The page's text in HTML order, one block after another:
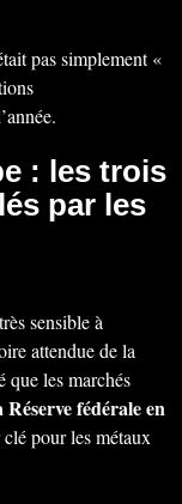
pas simplement «
: les trois
par les
sensible à
attendue de la
que les marchés
fédérale en
pour les métaux